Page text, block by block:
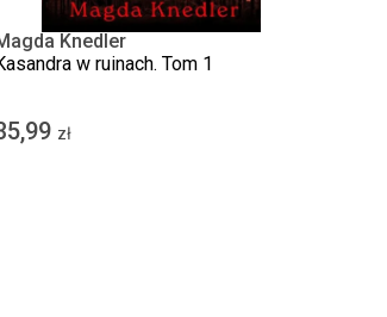
Knedler
w ruinach. Tom 1
zł